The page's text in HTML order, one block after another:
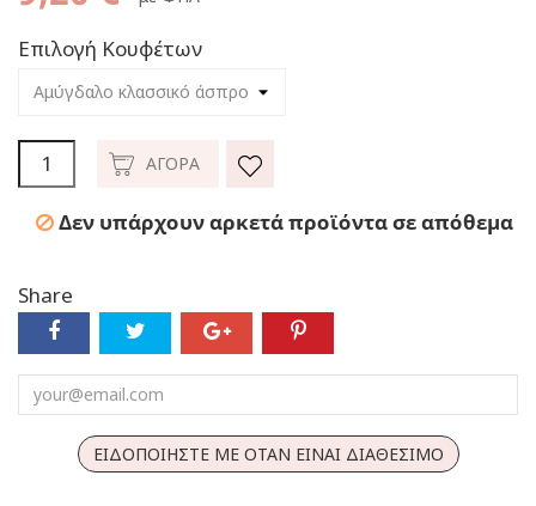
Επιλογή Κουφέτων
ΑΓΟΡΆ
Δεν υπάρχουν αρκετά προϊόντα σε απόθεμα
Share
ΕΙΔΟΠΟΙΉΣΤΕ ΜΕ ΌΤΑΝ ΕΊΝΑΙ ΔΙΑΘΈΣΙΜΟ